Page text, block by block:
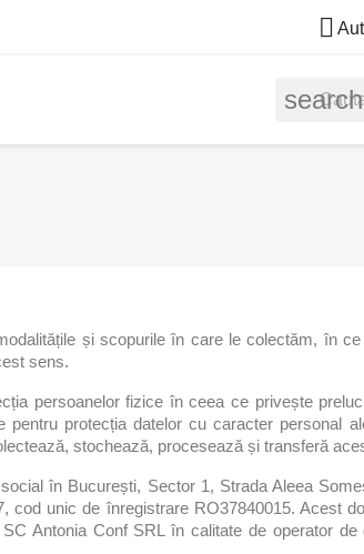

search
și scopurile în care le colectăm, în
sens.
persoanelor fizice în ceea ce privește
protecția datelor cu caracter personal
stochează, procesează și transferă
în București, Sector 1, Strada Aleea
cod unic de înregistrare RO37840015. Acest
Antonia Conf SRL în calitate de operator